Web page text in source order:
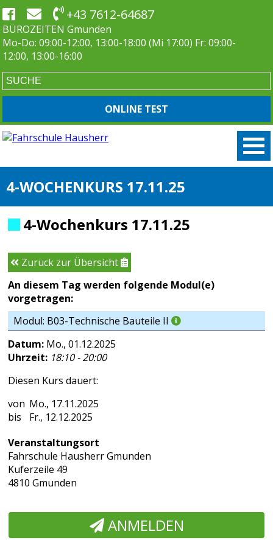
+43 7612-64687
BÜROZEITEN Gmunden
Mo-Do: 09:00-12:00, 13:00-18:00 (Mi 17:00) Fr: 09:00-
12:00, 13:00-16:00
ONLINE TEST
4-WOCHENKURS 17.11.25
4-Wochenkurs 17.11.25
Zurück zur Übersicht
An diesem Tag werden folgende Modul(e)
vorgetragen:
Modul: B03-Technische Bauteile II
Datum: Mo., 01.12.2025
Uhrzeit: 18:10 - 20:00
Diesen Kurs dauert:
Mo., 17.11.2025
Fr., 12.12.2025
Veranstaltungsort
Fahrschule Hausherr Gmunden
Kuferzeile 49
4810 Gmunden
ANMELDEN